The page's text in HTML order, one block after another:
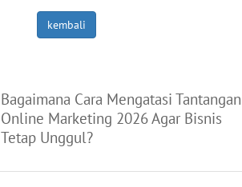
kembali
Bagaimana Cara Mengatasi Tantangan
Online Marketing 2026 Agar Bisnis
Tetap Unggul?